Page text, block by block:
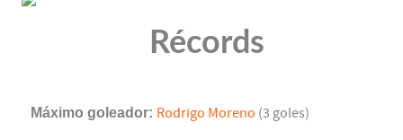
Récords
Máximo goleador: Rodrigo Moreno (3 goles)